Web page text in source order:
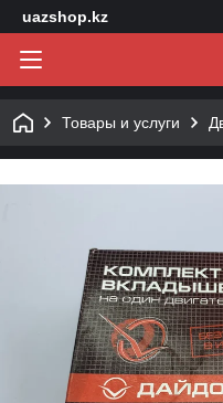
uazshop.kz
Товары и услуги